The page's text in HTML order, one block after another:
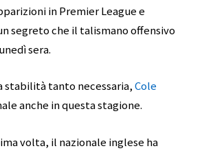
in Premier League e
segreto che il talismano offensivo
sera.
stabilità tanto necessaria,Cole
anche in questa stagione.
volta, il nazionale inglese ha